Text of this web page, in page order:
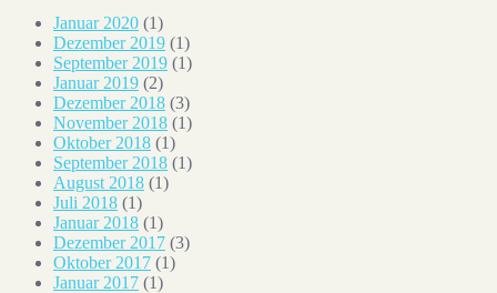
Januar 2020 (1)
Dezember 2019 (1)
September 2019 (1)
Januar 2019 (2)
Dezember 2018 (3)
November 2018 (1)
Oktober 2018 (1)
September 2018 (1)
August 2018 (1)
Juli 2018 (1)
Januar 2018 (1)
Dezember 2017 (3)
Oktober 2017 (1)
Januar 2017 (1)